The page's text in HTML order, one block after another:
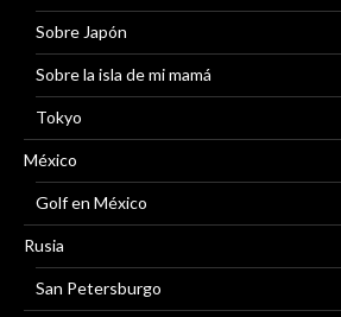
Sobre Japón
Sobre la isla de mi mamá
Tokyo
México
Golf en México
Rusia
San Petersburgo